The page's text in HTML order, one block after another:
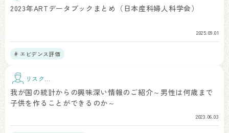
て
2023年ARTデータブックまとめ（日本産科婦人科学会）
2025.09.01
# エビデンス評価
リスク因
我が国の統計からの興味深い情報のご紹介～男性は何歳まで
子供を作ることができるのか～
2023.06.03